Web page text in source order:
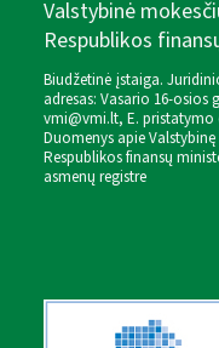
Valstybinė
Respublikos
Biudžetinė įstaiga.
adresas: Vasario 16-osios
vmi@vmi.lt, E. pristatymo
Duomenys apie
Respublikos finansų
asmenų registre